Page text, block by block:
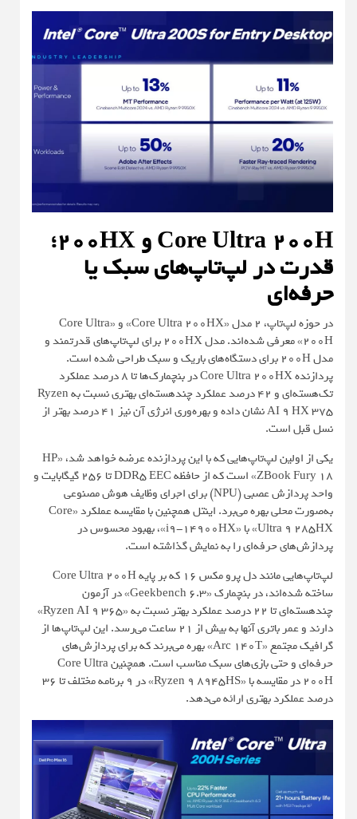
Core Ultra 200H و 200HX؛
قدرت در لپ‌تاپ‌های سبک یا
حرفه‌ای
در حوزه لپ‌تاپ، 2 مدل «Core Ultra 200HX» و «Core Ultra
200H» معرفی شده‌اند. مدل 200HX برای لپ‌تاپ‌های قدرتمند و
مدل 200H برای دستگاه‌های باریک و سبک طراحی شده است.
پردازنده Core Ultra 200HX در بنچمارک‌ها تا 8 درصد عملکرد
تک‌هسته‌ای و 42 درصد عملکرد چند‌هسته‌ای بهتری نسبت به Ryzen
AI 9 HX 375 نشان داده و بهره‌وری انرژی آن نیز 41 درصد بهتر از
نسل قبل است.
یکی از اولین لپ‌تاپ‌هایی که با این پردازنده عرضه خواهد شد، «HP
ZBook Fury 18» است که از حافظه DDR5 EEC تا 256 گیگابایت و
واحد پردازش عصبی (NPU) برای اجرای وظایف هوش مصنوعی
به‌صورت محلی بهره می‌برد. اینتل همچنین با مقایسه عملکرد «Core
Ultra 9 285HX» با «i9-14900HX»، بهبود محسوس در
پردازش‌های حرفه‌ای را به نمایش گذاشته است.
لپ‌تاپ‌هایی مانند دل پرو مکس 16 که بر پایه Core Ultra 200H
ساخته شده‌اند، در بنچمارک «Geekbench 6.3» در آزمون
چند‌هسته‌ای تا 22 درصد عملکرد بهتر نسبت به «Ryzen AI 9 365»
دارند و عمر باتری آنها به بیش از 21 ساعت می‌رسد. این لپ‌تاپ‌ها از
گرافیک مجتمع «Arc 140T» بهره‌ می‌برند که برای پردازش‌های
حرفه‌ای و حتی بازی‌های سبک مناسب است. همچنین Core Ultra
200H در مقایسه با «Ryzen 9 8945HS» در 9 برنامه مختلف تا 36
درصد عملکرد بهتری ارائه می‌دهد.